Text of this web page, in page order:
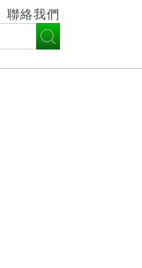
聯絡我們